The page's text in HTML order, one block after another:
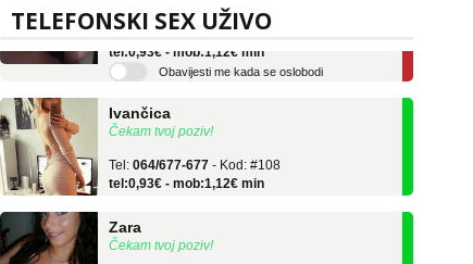
TELEFONSKI SEX UŽIVO
- Kod: #133
tel:0,93€ - mob:1,12€ min
Čekam tvoj poziv!
Tel:064/677-677- Kod: #108
tel:0,93€ - mob:1,12€ min
Čekam tvoj poziv!
Tel:064/677-677- Kod: #123